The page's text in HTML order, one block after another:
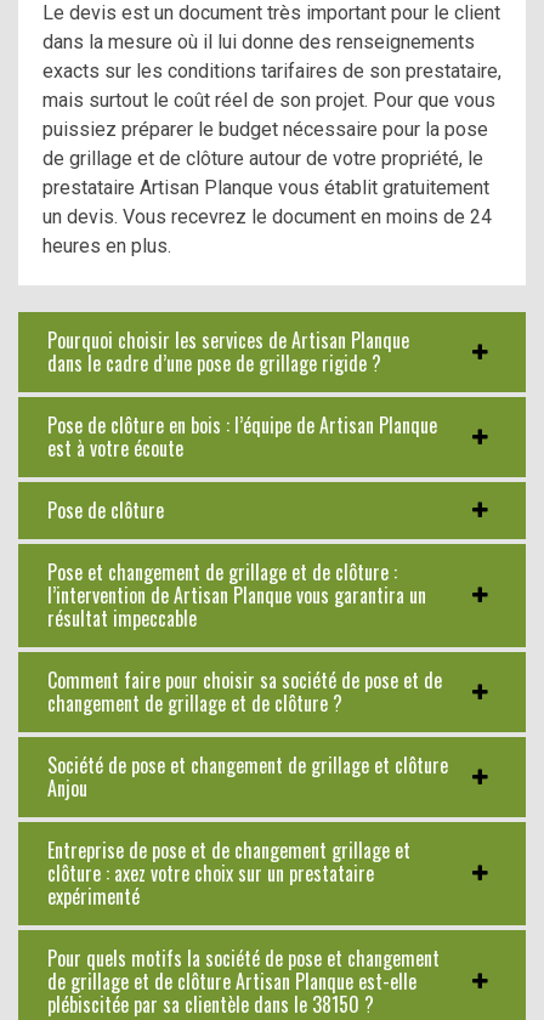
Le devis est un document très important pour le client
dans la mesure où il lui donne des renseignements
exacts sur les conditions tarifaires de son prestataire,
mais surtout le coût réel de son projet. Pour que vous
puissiez préparer le budget nécessaire pour la pose
de grillage et de clôture autour de votre propriété, le
prestataire Artisan Planque vous établit gratuitement
un devis. Vous recevrez le document en moins de 24
heures en plus.
Pourquoi choisir les services de Artisan Planque
dans le cadre d’une pose de grillage rigide ?
Pose de clôture en bois : l’équipe de Artisan Planque
est à votre écoute
Pose de clôture
Pose et changement de grillage et de clôture :
l’intervention de Artisan Planque vous garantira un
résultat impeccable
Comment faire pour choisir sa société de pose et de
changement de grillage et de clôture ?
Société de pose et changement de grillage et clôture
Anjou
Entreprise de pose et de changement grillage et
clôture : axez votre choix sur un prestataire
expérimenté
Pour quels motifs la société de pose et changement
de grillage et de clôture Artisan Planque est-elle
plébiscitée par sa clientèle dans le 38150 ?